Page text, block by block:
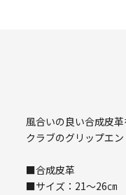
風合いの良い合成皮革
クラブのグリップエ
■合成皮革
■サイズ：21～26㎝